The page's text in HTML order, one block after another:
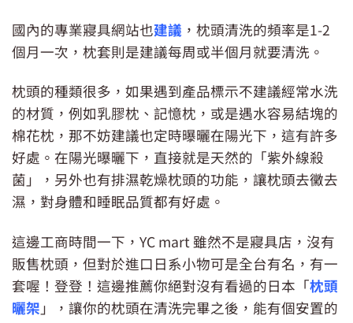
國內的專業寢具網站也建議 ，枕頭清洗的頻率是1-2
個月一次，枕套則是建議每周或半個月就要清洗。
枕頭的種類很多，如果遇到產品標示不建議經常水洗
的材質，例如乳膠枕、記憶枕，或是遇水容易結塊的
棉花枕，那不妨建議也定時曝曬在陽光下，這有許多
好處。在陽光曝曬下，直接就是天然的「紫外線殺
菌」，另外也有排濕乾燥枕頭的功能，讓枕頭去黴去
濕，對身體和睡眠品質都有好處。
這邊工商時間一下，YC mart 雖然不是寢具店，沒有
販售枕頭，但對於進口日系小物可是全台有名，有一
套喔！登登！這邊推薦你絕對沒有看過的日本「枕頭
曬架 」，讓你的枕頭在清洗完畢之後，能有個安置的